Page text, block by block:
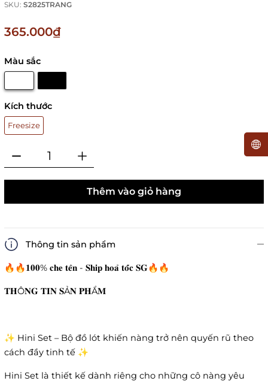
SKU: S2825TRANG
365.000₫
Màu sắc
Kích thước
Freesize
Thêm vào giỏ hàng
Thông tin sản phẩm
🔥🔥𝟏𝟎𝟎% 𝐜𝐡𝐞 𝐭𝐞̂𝐧 - 𝐒𝐡𝐢𝐩 𝐡𝐨𝐚̉ 𝐭𝐨̂́𝐜 𝐒𝐆🔥🔥
𝐓𝐇Ô𝐍𝐆 𝐓𝐈𝐍 𝐒Ả𝐍 𝐏𝐇Ẩ𝐌
✨ Hini Set – Bộ đồ lót khiến nàng trở nên quyến rũ theo
cách đầy tinh tế ✨
Hini Set là thiết kế dành riêng cho những cô nàng yêu